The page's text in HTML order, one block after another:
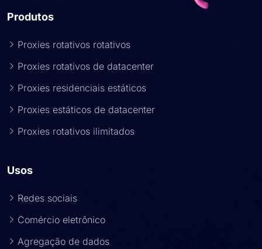
Produtos
Proxies rotativos rotativos
Proxies rotativos de datacenter
Proxies residenciais estáticos
Proxies estáticos de datacenter
Proxies rotativos ilimitados
Usos
Redes sociais
Comércio eletrônico
Agregação de dados